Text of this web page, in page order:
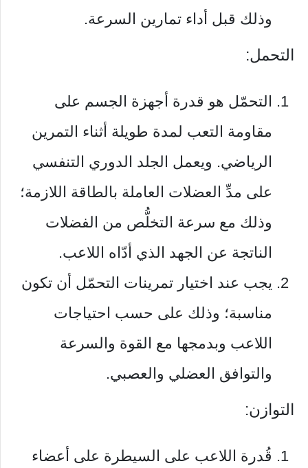
وذلك قبل أداء تمارين السرعة.
التحمل:
التحمّل هو قدرة أجهزة الجسم على
مقاومة التعب لمدة طويلة أثناء التمرين
الرياضي. ويعمل الجلد الدوري التنفسي
على مدِّ العضلات العاملة بالطاقة اللازمة؛
وذلك مع سرعة التخلُّص من الفضلات
الناتجة عن الجهد الذي أدّاه اللاعب.
يجب عند اختيار تمرينات التحمّل أن تكون
مناسبة؛ وذلك على حسب احتياجات
اللاعب وبدمجها مع القوة والسرعة
والتوافق العضلي والعصبي.
التوازن:
قُدرة اللاعب على السيطرة على أعضاء